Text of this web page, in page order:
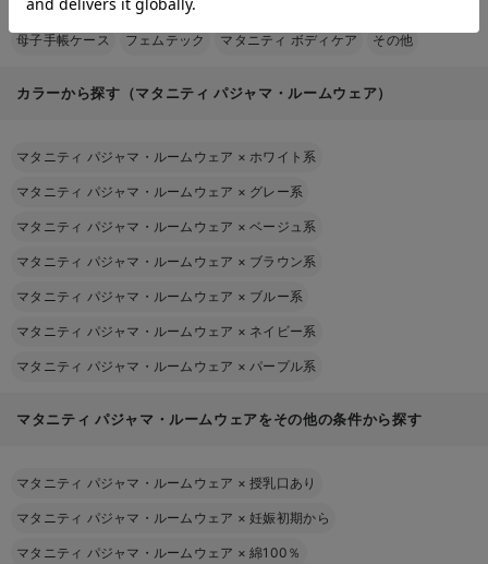
授乳用品 マザーズバッグ・ママバッグ
母子手帳ケース フェムテック マタニティ ボディケア その他
カラーから探す（マタニティ パジャマ・ルームウェア）
マタニティ パジャマ・ルームウェア × ホワイト系
マタニティ パジャマ・ルームウェア × グレー系
マタニティ パジャマ・ルームウェア ×ベージュ系
マタニティ パジャマ・ルームウェア × ブラウン系
マタニティ パジャマ・ルームウェア × ブルー系
マタニティ パジャマ・ルームウェア × ネイビー系
マタニティ パジャマ・ルームウェア × パープル系
マタニティ パジャマ・ルームウェアをその他の条件から探す
マタニティ パジャマ・ルームウェア ×授乳口あり
マタニティ パジャマ・ルームウェア ×妊娠初期から
マタニティ パジャマ・ルームウェア ×綿100％